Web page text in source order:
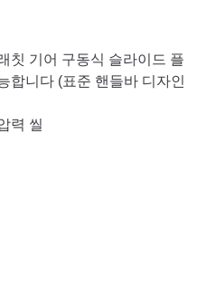
칫 기어 구동식 슬라이드 플
합니다 (표준 핸들바 디자인
력 씰